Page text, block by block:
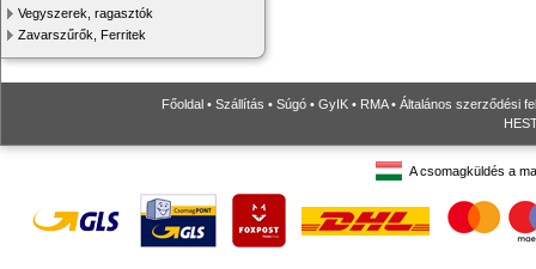
Vegyszerek, ragasztók
Zavarszűrők, Ferritek
Főoldal • Szállítás • Súgó • GyIK • RMA• Általános szerződési
A csomagküldés a